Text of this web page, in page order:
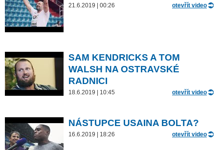
21.6.2019 | 00:26 otevřít video
SAM KENDRICKS A TOM
WALSH NA OSTRAVSKÉ
RADNICI
18.6.2019 | 10:45 otevřít video
NÁSTUPCE USAINA BOLTA?
16.6.2019 | 18:26 otevřít video